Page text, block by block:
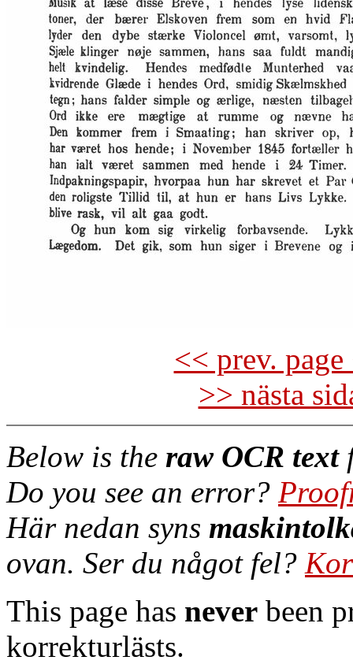
<< prev.
>> nästa
Below is the raw OCR text
Do you see an error?
Här nedan syns
ovan. Ser du något fel?
This page has never been
korrekturlästs.